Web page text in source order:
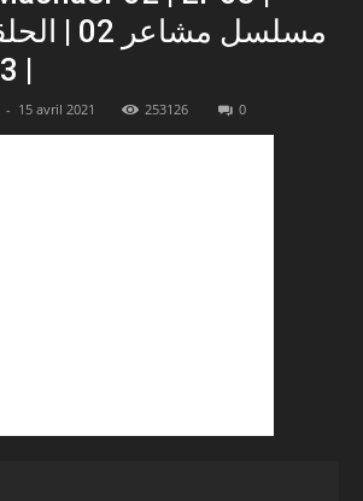
03 | الجزء 02 |
- 15 avril 2021 253126 0